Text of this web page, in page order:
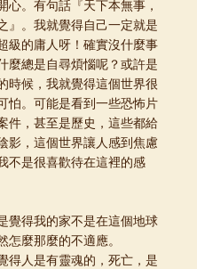
心。有句話『天下本無事，
』。我就覺得自己一定就是
級的庸人呀！確實沒什麼事
麼總是自尋煩惱呢？或許是
時候，我就覺得這個世界很
怕。可能是看到一些恐怖片
件，甚至是歷史，這些都給
影，這個世界讓人感到焦慮
不是很喜歡待在這裡的感
覺得我的家不是在這個地球
怎麼那麼的不適應。
得人是有靈魂的，死亡，是